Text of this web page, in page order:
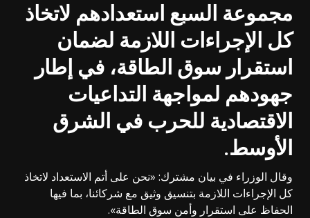
مجموعة السبع استعدادهم لاتخاذ
كل الإجراءات اللازمة لضمان
استقرار سوق الطاقة، في إطار
جهودهم لمواجهة التداعيات
الاقتصادية للحرب في الشرق
الأوسط.
وقال الوزراء في بيان مشترك: «نحن على أتم الاستعداد لاتخاذ
كل الإجراءات اللازمة بتنسيق وثيق مع شركائنا، بما فيها
الحفاظ على استقرار وأمن سوق الطاقة».